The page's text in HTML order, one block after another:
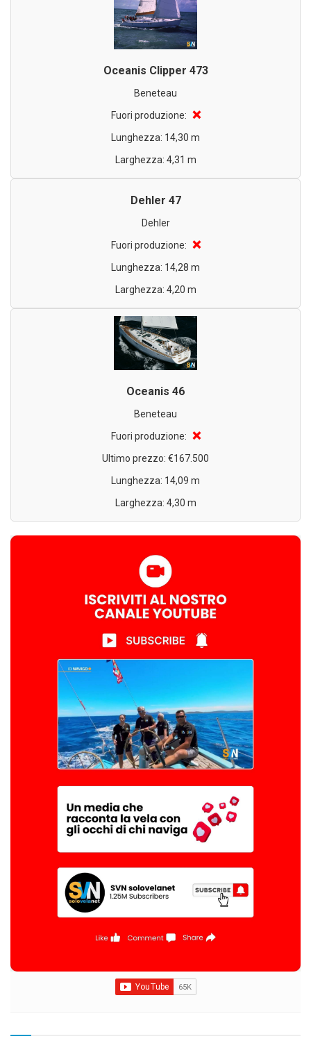
Oceanis Clipper 473
Beneteau
Fuori produzione: ❌
Lunghezza: 14,30 m
Larghezza: 4,31 m
Dehler 47
Dehler
Fuori produzione: ❌
Lunghezza: 14,28 m
Larghezza: 4,20 m
Oceanis 46
Beneteau
Fuori produzione: ❌
Ultimo prezzo: €167.500
Lunghezza: 14,09 m
Larghezza: 4,30 m